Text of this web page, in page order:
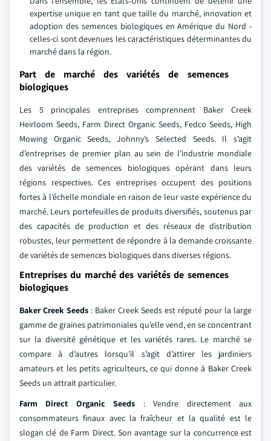
expertise unique en tant que taille du marché, innovation et
adoption des semences biologiques en Amérique du Nord -
celles-ci sont devenues les caractéristiques déterminantes du
marché dans la région.
Part de marché des variétés de semences
biologiques
Les 5 principales entreprises comprennent Baker Creek
Heirloom Seeds, Farm Direct Organic Seeds, Fedco Seeds, High
Mowing Organic Seeds, Johnny’s Selected Seeds. Il s’agit
d’entreprises de premier plan au sein de l’industrie mondiale
des variétés de semences biologiques opérant dans leurs
régions respectives. Ces entreprises occupent des positions
fortes à l’échelle mondiale en raison de leur vaste expérience du
marché. Leurs portefeuilles de produits diversifiés, soutenus par
des capacités de production et des réseaux de distribution
robustes, leur permettent de répondre à la demande croissante
de variétés de semences biologiques dans diverses régions.
Entreprises du marché des variétés de semences
biologiques
Baker Creek Seeds : Baker Creek Seeds est réputé pour la large
gamme de graines patrimoniales qu’elle vend, en se concentrant
sur la diversité génétique et les variétés rares. Le marché se
compare à d’autres lorsqu’il s’agit d’attirer les jardiniers
amateurs et les petits agriculteurs, ce qui donne à Baker Creek
Seeds un attrait particulier.
Farm Direct Organic Seeds : Vendre directement aux
consommateurs finaux avec la fraîcheur et la qualité est le
slogan clé de Farm Direct. Son avantage sur la concurrence est